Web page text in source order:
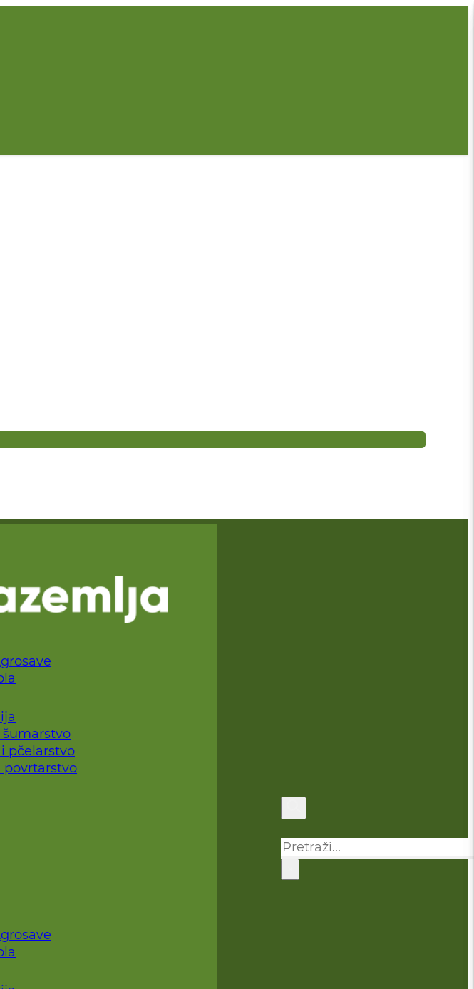
šumarstvo
pčelarstvo
povrtarstvo
Pretraga